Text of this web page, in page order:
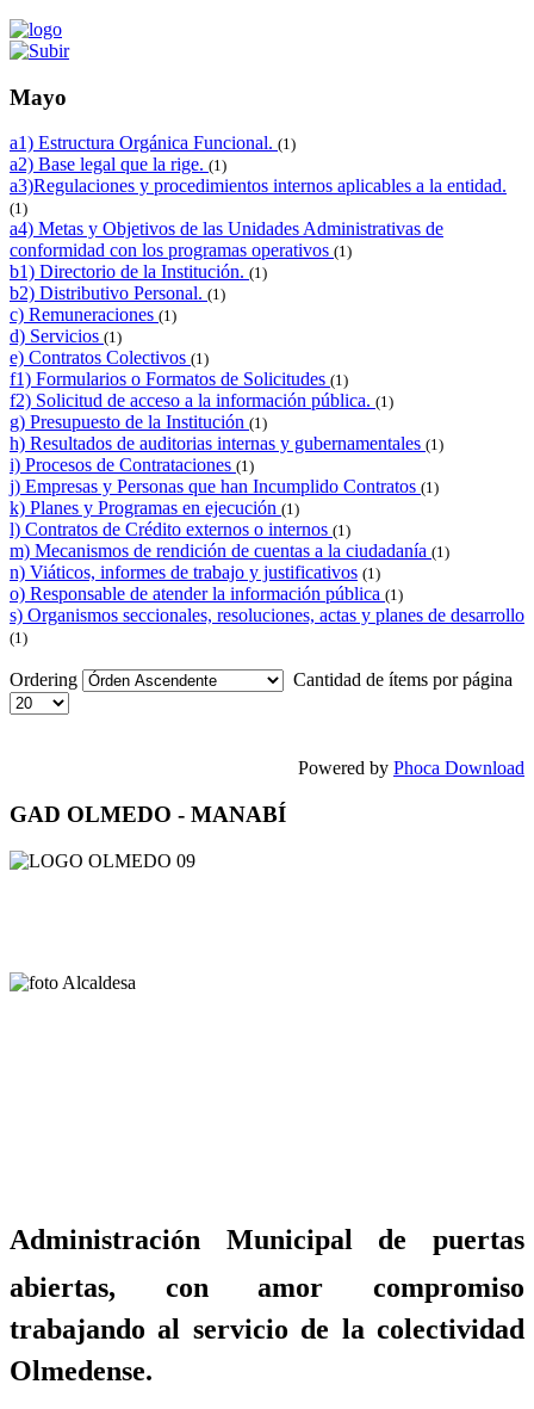
Mayo
a1) Estructura Orgánica Funcional. (1)
a2) Base legal que la rige. (1)
a3)Regulaciones y procedimientos internos aplicables a la entidad.
(1)
a4) Metas y Objetivos de las Unidades Administrativas de
conformidad con los programas operativos (1)
b1) Directorio de la Institución. (1)
b2) Distributivo Personal. (1)
c) Remuneraciones (1)
d) Servicios (1)
e) Contratos Colectivos (1)
f1) Formularios o Formatos de Solicitudes (1)
f2) Solicitud de acceso a la información pública. (1)
g) Presupuesto de la Institución (1)
h) Resultados de auditorias internas y gubernamentales (1)
i) Procesos de Contrataciones (1)
j) Empresas y Personas que han Incumplido Contratos (1)
k) Planes y Programas en ejecución (1)
l) Contratos de Crédito externos o internos (1)
m) Mecanismos de rendición de cuentas a la ciudadanía (1)
n) Viáticos, informes de trabajo y justificativos (1)
o) Responsable de atender la información pública (1)
s) Organismos seccionales, resoluciones, actas y planes de desarrollo
(1)
Ordering Cantidad de ítems por página
Powered by Phoca Download
GAD OLMEDO - MANABÍ
Administración Municipal de puertas
abiertas, con amor compromiso
trabajando al servicio de la colectividad
Olmedense.